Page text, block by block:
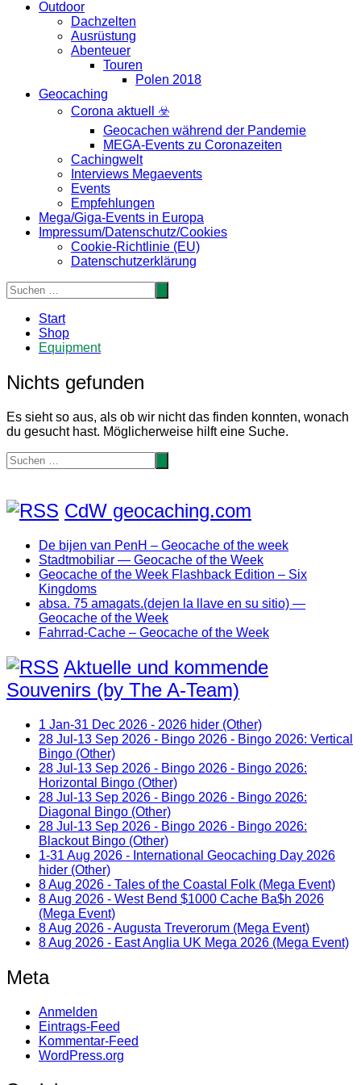
Outdoor
Dachzelten
Ausrüstung
Abenteuer
Touren
Polen 2018
Geocaching
Corona aktuell ☣️
Geocachen während der Pandemie
MEGA-Events zu Coronazeiten
Cachingwelt
Interviews Megaevents
Events
Empfehlungen
Mega/Giga-Events in Europa
Impressum/Datenschutz/Cookies
Cookie-Richtlinie (EU)
Datenschutzerklärung
Start
Shop
Equipment
Nichts gefunden
Es sieht so aus, als ob wir nicht das finden konnten, wonach
du gesucht hast. Möglicherweise hilft eine Suche.
CdW geocaching.com
De bijen van PenH – Geocache of the week
Stadtmobiliar — Geocache of the Week
Geocache of the Week Flashback Edition – Six
Kingdoms
absa. 75 amagats.(dejen la llave en su sitio) —
Geocache of the Week
Fahrrad-Cache – Geocache of the Week
Aktuelle und kommende
Souvenirs (by The A-Team)
1 Jan-31 Dec 2026 - 2026 hider (Other)
28 Jul-13 Sep 2026 - Bingo 2026 - Bingo 2026: Vertical
Bingo (Other)
28 Jul-13 Sep 2026 - Bingo 2026 - Bingo 2026:
Horizontal Bingo (Other)
28 Jul-13 Sep 2026 - Bingo 2026 - Bingo 2026:
Diagonal Bingo (Other)
28 Jul-13 Sep 2026 - Bingo 2026 - Bingo 2026:
Blackout Bingo (Other)
1-31 Aug 2026 - International Geocaching Day 2026
hider (Other)
8 Aug 2026 - Tales of the Coastal Folk (Mega Event)
8 Aug 2026 - West Bend $1000 Cache Ba$h 2026
(Mega Event)
8 Aug 2026 - Augusta Treverorum (Mega Event)
8 Aug 2026 - East Anglia UK Mega 2026 (Mega Event)
Meta
Anmelden
Eintrags-Feed
Kommentar-Feed
WordPress.org